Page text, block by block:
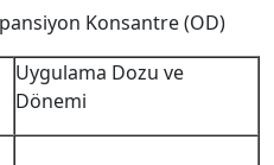
Konsantre (OD)
Uygulama Dozu ve
Dönemi